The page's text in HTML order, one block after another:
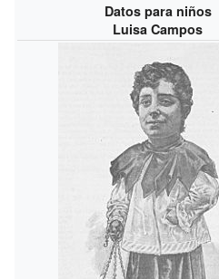
Datos para niños
Luisa Campos